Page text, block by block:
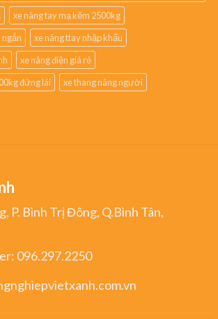
xe nâng tay mạ kẽm 2500kg
ngắn
xe nâng ttay nhập khẩu
xe nâng điện giá rẻ
đứng lái
xe thang nâng người
P. Bình Trị Đông, Q.Bình Tân,
096.297.2250